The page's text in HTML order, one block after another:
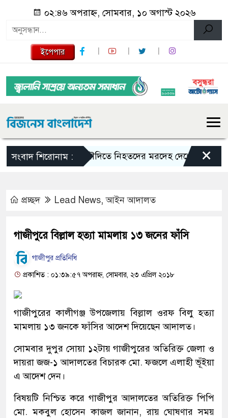
০২:৪৬ অপরাহ্ন, সোমবার, ১০ অগাস্ট ২০২৬
ইপেপার
সংবাদ শিরোনাম :সৌদিতে নিহতদের মরদেহ দেশে ফেরাতে×
প্রচ্ছদ Lead News,আইন আদালত
গাজীপুরে বিল্লাল হত্যা মামলায় ১৩ জনের ফাঁসি
গাজীপুর প্রতিনিধি
প্রকাশিত : ০১:৩৯:৫৭ অপরাহ্ন, সোমবার, ২৩ এপ্রিল ২০১৮
গাজীপুরের কালীগঞ্জ উপজেলায় বিল্লাল ওরফ বিলু হত্যা
মামলায় ১৩ জনকে ফাঁসির আদেশ দিয়েছেন আদালত।
সোমবার দুপুর সোয়া ১২টায় গাজীপুরের অতিরিক্ত জেলা ও
দায়রা জজ-১ আদালতের বিচারক মো. ফজলে এলাহী ভূঁইয়া
এ আদেশ দেন।
বিষয়টি নিশ্চিত করে গাজীপুর আদালতের অতিরিক্ত পিপি
মো. মকবুল হোসেন কাজল জানান, রায় ঘোষণার সময়